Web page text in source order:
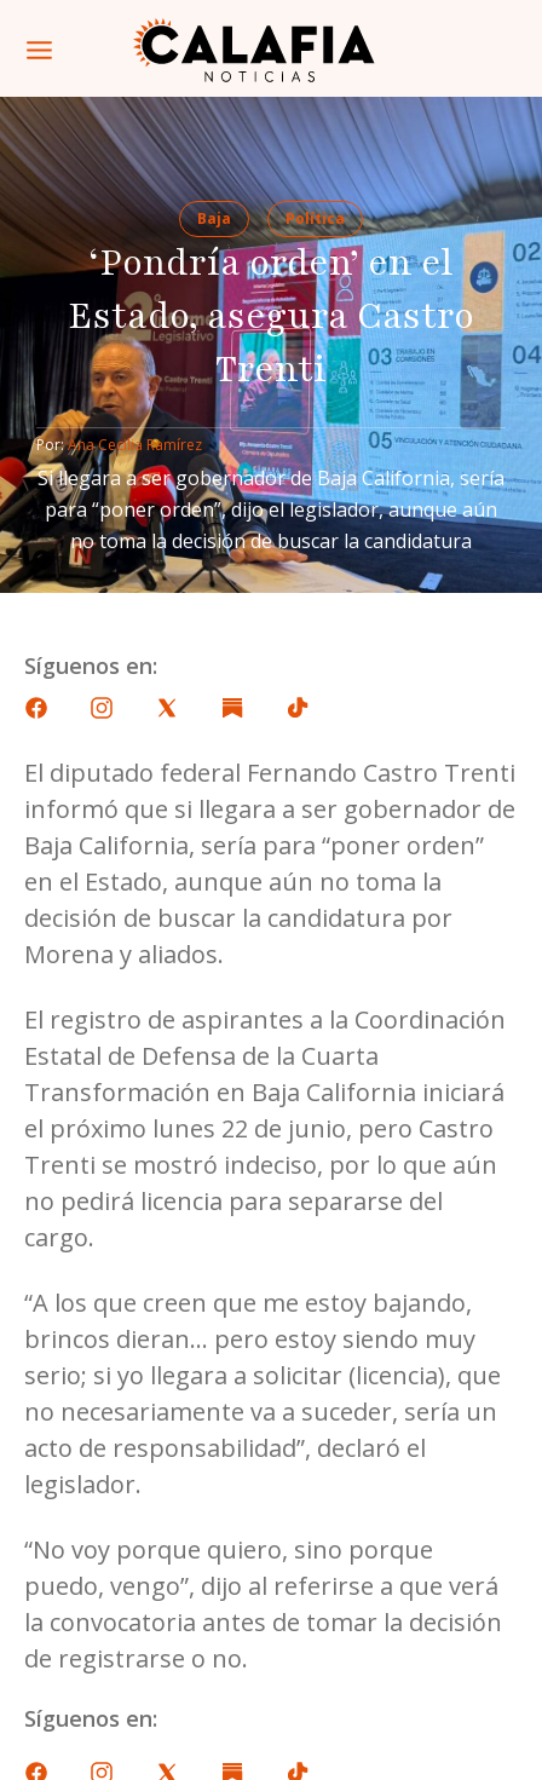
Baja Política
‘Pondría orden’ en el
Estado, asegura Castro
Trenti
Por: Ana Cecilia Ramírez
Si llegara a ser gobernador de Baja California, sería
para “poner orden”, dijo el legislador, aunque aún
no toma la decisión de buscar la candidatura
Síguenos en:
El diputado federal Fernando Castro Trenti
informó que si llegara a ser gobernador de
Baja California, sería para “poner orden”
en el Estado, aunque aún no toma la
decisión de buscar la candidatura por
Morena y aliados.
El registro de aspirantes a la Coordinación
Estatal de Defensa de la Cuarta
Transformación en Baja California iniciará
el próximo lunes 22 de junio, pero Castro
Trenti se mostró indeciso, por lo que aún
no pedirá licencia para separarse del
cargo.
“A los que creen que me estoy bajando,
brincos dieran… pero estoy siendo muy
serio; si yo llegara a solicitar (licencia), que
no necesariamente va a suceder, sería un
acto de responsabilidad”, declaró el
legislador.
“No voy porque quiero, sino porque
puedo, vengo”, dijo al referirse a que verá
la convocatoria antes de tomar la decisión
de registrarse o no.
Síguenos en: